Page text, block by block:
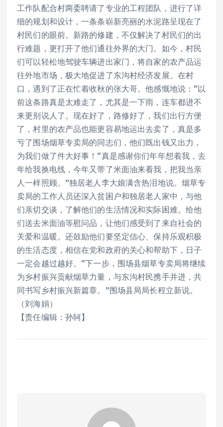
工作队配合村两委聘请了专业的工程团队，进行了详
细的规划和设计，一条条崭新亮丽的水泥路呈现在了
村民们的眼前。新路的修建，不仅解决了村民们的出
行难题，更打开了他们通往外界的大门。如今，村民
们可以轻松地驾驶车辆进出家门，将自家的农产品运
往外地市场，极大地促进了东沟村经济发展。在村
口，遇到了正在忙着收秋的张大哥。他感慨地说：“以
前这条路真是太难走了，尤其是一下雨，连车都进不
来更别说人了。现在好了，路修好了，我们出行方便
了，村里的农产品也能更容易地运出去卖了，真是多
亏了围场烟草专卖局的同志们，他们既出钱又出力，
为我们做了件大好事！“真是感谢你们年年想着我，去
年给我换电线，今年又带了米面油来看我，把我当亲
人一样照顾。”独居老人李大娘满含热泪地说。烟草专
卖局的工作人员还深入贫困户和独居老人家中，与他
们亲切交谈，了解他们的生活情况和实际困难。给他
们送去米面油等慰问品，让他们感受到了来自社会的
关爱和温暖。还鼓励他们要坚定信心、保持乐观积极
的生活态度，相信在党和政府的关心和帮助下，日子
一定会越过越好。“下一步，围场县烟草专卖局将继续
为乡村振兴贡献烟草力量，与东沟村民携手并进，共
同书写乡村振兴新篇章。”围场县局局长程立新说。
（刘海娟）
【责任编辑：孙轲】